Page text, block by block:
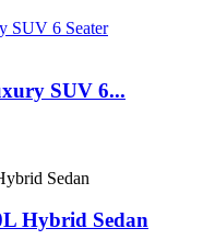
SUV 6...
Hybrid Sedan